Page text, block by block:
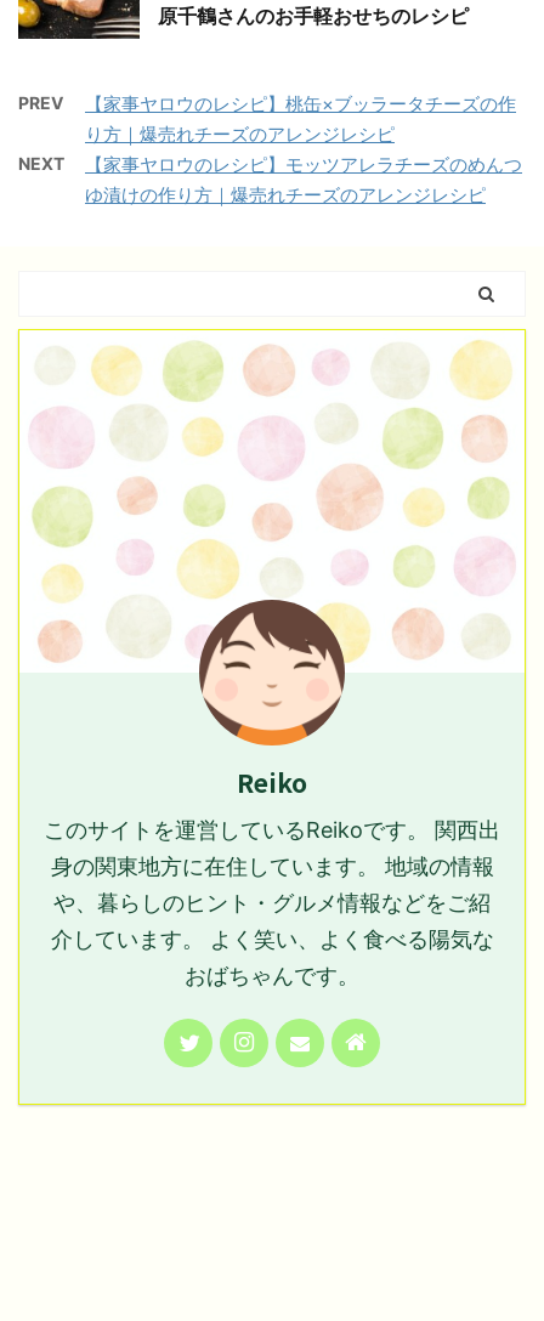
原千鶴さんのお手軽おせちのレシピ
PREV
【家事ヤロウのレシピ】桃缶×ブッラータチーズの作
り方｜爆売れチーズのアレンジレシピ
NEXT
【家事ヤロウのレシピ】モッツアレラチーズのめんつ
ゆ漬けの作り方｜爆売れチーズのアレンジレシピ
Reiko
このサイトを運営しているReikoです。 関西出
身の関東地方に在住しています。 地域の情報
や、暮らしのヒント・グルメ情報などをご紹
介しています。 よく笑い、よく食べる陽気な
おばちゃんです。